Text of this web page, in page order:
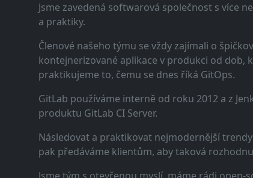
Jsme zavedená softwarová společnost s více
a praktiky.
Členové našeho týmu se vždy zajímali o
kontejnerizované aplikace v produkci od dob,
praktikujeme to, čemu se dnes říká GitOps.
GitLab používáme interně od roku 2012 a z
produktu GitLab CI Server.
Následovat a praktikovat nejmodernější
pak předáváme klientům, aby taková